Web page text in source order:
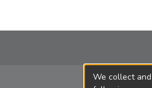
We collect